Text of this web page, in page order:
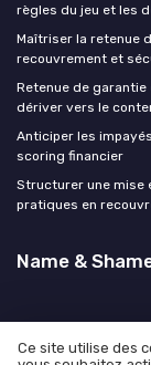
règles du jeu et les
Maîtriser la retenue
recouvrement et
Retenue de garantie
dériver vers le
Anticiper les
scoring financier
Structurer une mise
pratiques en
Name &
Ce site utilise des